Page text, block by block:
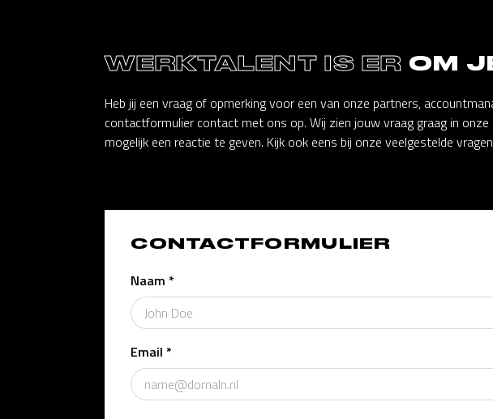
WERKTALENT IS ER OM
Heb jij een vraag of opmerking voor een van onze partners,
contactformulier contact met ons op. Wij zien jouw vraag graag in
mogelijk een reactie te geven. Kijk ook eens bij onze veelgestelde
CONTACTFORMULIER
Naam *
Email *